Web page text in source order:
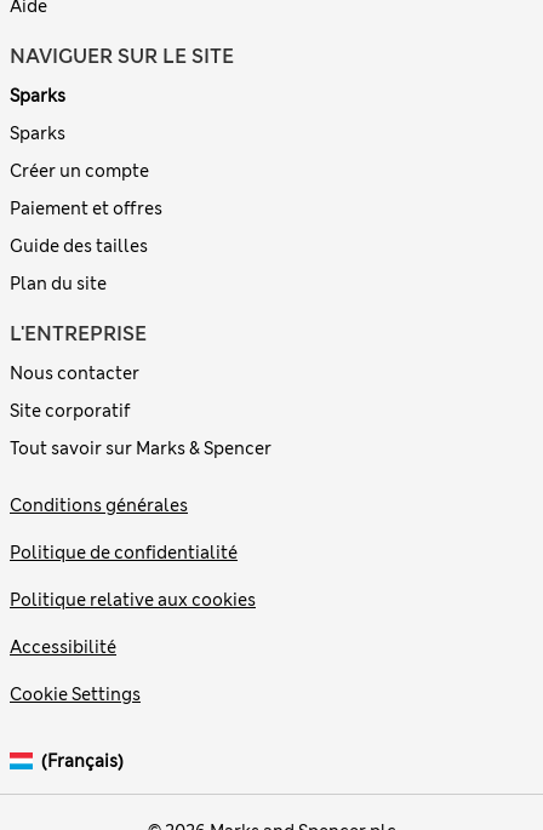
Aide
NAVIGUER SUR LE SITE
Sparks
Sparks
Créer un compte
Paiement et offres
Guide des tailles
Plan du site
L'ENTREPRISE
Nous contacter
Site corporatif
Tout savoir sur Marks & Spencer
Conditions générales
Politique de confidentialité
Politique relative aux cookies
Accessibilité
Cookie Settings
(français)